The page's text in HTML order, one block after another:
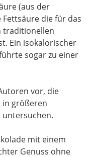
(aus der
die für das
traditionellen
Ein isokalorischer
sogar zu einer
vor, die
in größeren
mit einem
Genuss ohne